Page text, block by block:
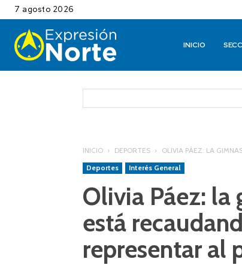
7 agosto 2026
INICIO
INICIO DEPORTES
OLIVIA PÁEZ: LA
Deportes
Interés General
Olivia Páez: la
está
representar al